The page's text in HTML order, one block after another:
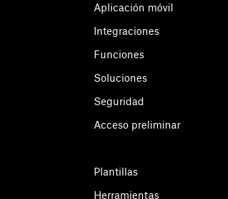
Aplicación móvil
Integraciones
Funciones
Soluciones
Seguridad
Acceso preliminar
Plantillas
Herramientas